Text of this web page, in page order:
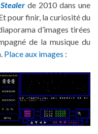
de 2010 dans une
pour finir, la curiosité du
d’images tirées
de la musique du
Place aux images :